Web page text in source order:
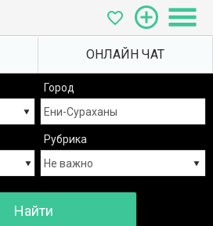
Город
Рубрика